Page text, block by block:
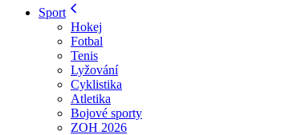
Sport
Hokej
Fotbal
Tenis
Lyžování
Cyklistika
Atletika
Bojové sporty
ZOH 2026